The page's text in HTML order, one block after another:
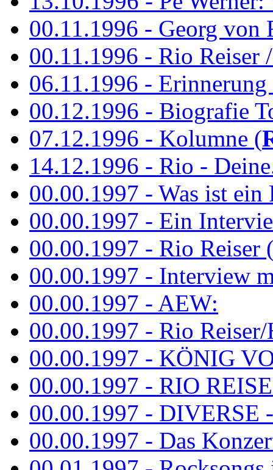
00.11.1996 - Georg von
00.11.1996 - Rio Reiser
06.11.1996 -
00.12.1996 - Biografie
07.12.1996 - Kolumne (
14.12.1996 - Rio -
00.00.1997 - Was ist ein
00.00.1997 - Ein
00.00.1997 - Rio Reiser
00.00.1997 - Interview
00.00.1997 - AEW:
00.00.1997 - Rio Reiser/
00.00.1997 - KÖNIG
00.00.1997 - RIO
00.00.1997 - DIVERSE
00.00.1997 - Das